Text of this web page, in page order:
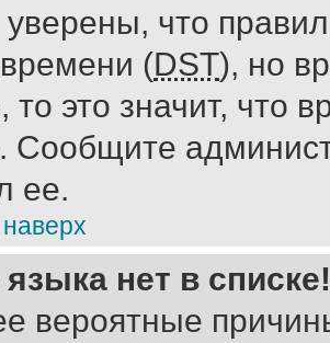
что
(DST), но
то это значит, что
Сообщите
ее.
нет в списке!
вероятные